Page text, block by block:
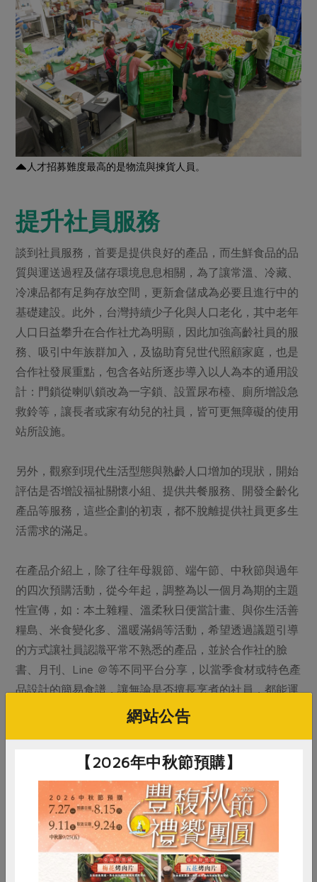
人才招募難度最高的是物流與揀貨人員。
提升社員服務
談到社員服務，首要是提供良好的產品，而生鮮食品的品
質與運送過程及儲存環境息息相關，為了讓常溫、冷藏、
冷凍品都有足夠存放空間，更新倉儲成為必要且進行中的
基礎建設。此外，台灣持續少子化與人口老化，其中老年
人口日益攀升在合作社尤為明顯，因此加強高齡社員的服
務、吸引中年族群加入，及協助育兒世代照顧家庭，也是
合作社發展重點，包含各站所逐步導入以人為本的通用設
計：門鎖從喇叭鎖改為一字鎖、設置尿布檯、廁所增設急
救鈴等，讓長者或家有幼兒的社員，皆可更無障礙的使用
站所設施。
另外，觀察到現代生活型態與熟齡人口增加的現狀，開始
評估是否增設福祉關懷小組、提供共餐服務、開發全齡化
產品等服務，這些企劃的初衷，都不脫離提供社員更多生
活需求的滿足。
在產品介紹上，除了往年母親節、端午節、中秋節與過年
的四次預購活動，從今年起，調整為以一個月為期的主題
性宣傳，如：本土雜糧、溫柔秋日便當計畫、與你生活善
糧島、米食變化多、溫暖滿鍋等活動，希望透過議題引導
的方式讓社員認識平常不熟悉的產品，並於合作社的臉
書、月刊、Line ＠等不同平台分享，以當季食材或特色產
品設計的簡易食譜，讓無論是否擅長烹煮的社員，都能運
用社內產品照顧自己與家人的健康。
網站公告
【2026年中秋節預購】